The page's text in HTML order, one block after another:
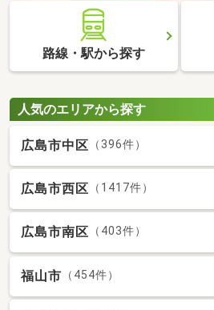
路線・駅から探す
人気のエリアから探す
広島市中区 （396件）
広島市西区 （1417件）
広島市南区 （403件）
福山市 （454件）